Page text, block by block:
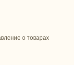
о товарах